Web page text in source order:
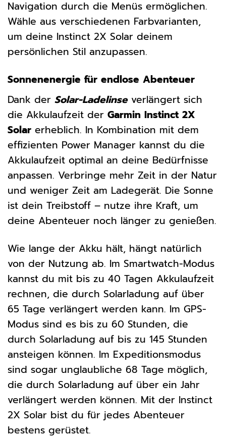
Navigation durch die Menüs ermöglichen.
Wähle aus verschiedenen Farbvarianten,
um deine Instinct 2X Solar deinem
persönlichen Stil anzupassen.
Sonnenenergie für endlose Abenteuer
Dank der Solar-Ladelinseverlängert sich
die Akkulaufzeit der Garmin Instinct 2X
Solar erheblich. In Kombination mit dem
effizienten Power Manager kannst du die
Akkulaufzeit optimal an deine Bedürfnisse
anpassen. Verbringe mehr Zeit in der Natur
und weniger Zeit am Ladegerät. Die Sonne
ist dein Treibstoff – nutze ihre Kraft, um
deine Abenteuer noch länger zu genießen.
Wie lange der Akku hält, hängt natürlich
von der Nutzung ab. Im Smartwatch-Modus
kannst du mit bis zu 40 Tagen Akkulaufzeit
rechnen, die durch Solarladung auf über
65 Tage verlängert werden kann. Im GPS-
Modus sind es bis zu 60 Stunden, die
durch Solarladung auf bis zu 145 Stunden
ansteigen können. Im Expeditionsmodus
sind sogar unglaubliche 68 Tage möglich,
die durch Solarladung auf über ein Jahr
verlängert werden können. Mit der Instinct
2X Solar bist du für jedes Abenteuer
bestens gerüstet.